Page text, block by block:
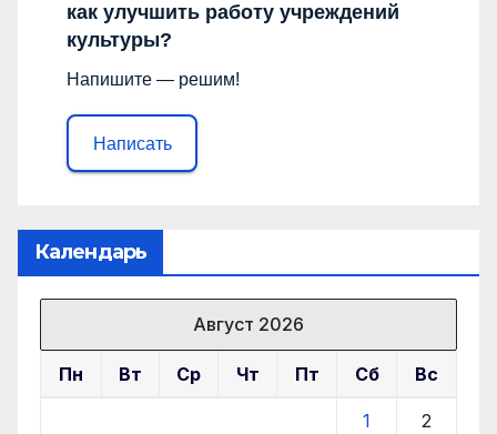
как улучшить работу учреждений
культуры?
Напишите — решим!
Написать
Календарь
Август 2026
Пн Вт Ср Чт Пт Сб Вс
1 2